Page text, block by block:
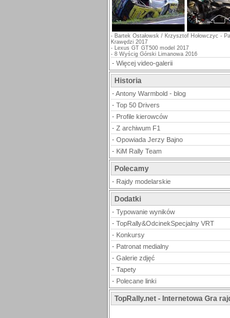
- Bartek Ostałowsk / Krzysztof Hołowczyc -
Krawędzi 2017
- Lexus GT GT500 model 2017
- 8 Wyścig Górski Limanowa 2016
- Więcej video-galerii
Historia
- Antony Warmbold - blog
- Top 50 Drivers
- Profile kierowców
- Z archiwum F1
- Opowiada Jerzy Bajno
- KiM Rally Team
Polecamy
- Rajdy modelarskie
Dodatki
- Typowanie wyników
- TopRally&OdcinekSpecjalny VRT
- Konkursy
- Patronat medialny
- Galerie zdjęć
- Tapety
- Polecane linki
TopRally.net - Internetowa Gra